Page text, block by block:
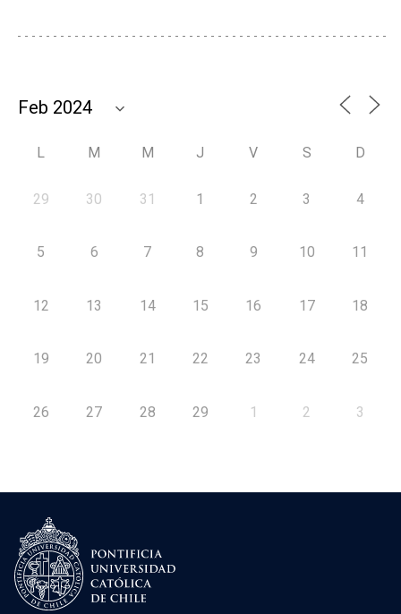
L M M J V S D
29 30 31 1 2 3 4
5 6 7 8 9 10 11
12 13 14 15 16 17 18
19 20 21 22 23 24 25
26 27 28 29 1 2 3